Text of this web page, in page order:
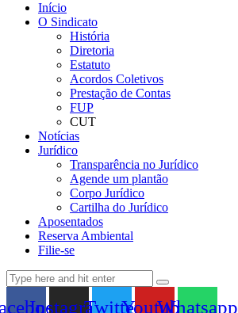
Início
O Sindicato
História
Diretoria
Estatuto
Acordos Coletivos
Prestação de Contas
FUP
CUT
Notícias
Jurídico
Transparência no Jurídico
Agende um plantão
Corpo Jurídico
Cartilha do Jurídico
Aposentados
Reserva Ambiental
Filie-se
InstagramTwitterYoutubeWhatsapp